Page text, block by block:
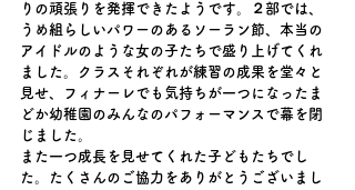
りの頑張りを発揮できたようです。２部では、
うめ組らしいパワーのあるソーラン節、本当の
アイドルのような女の子たちで盛り上げてくれ
ました。クラスそれぞれが練習の成果を堂々と
見せ、フィナーレでも気持ちが一つになったま
どか幼稚園のみんなのパフォーマンスで幕を閉
じました。
また一つ成長を見せてくれた子どもたちでし
た。たくさんのご協力をありがとうございまし